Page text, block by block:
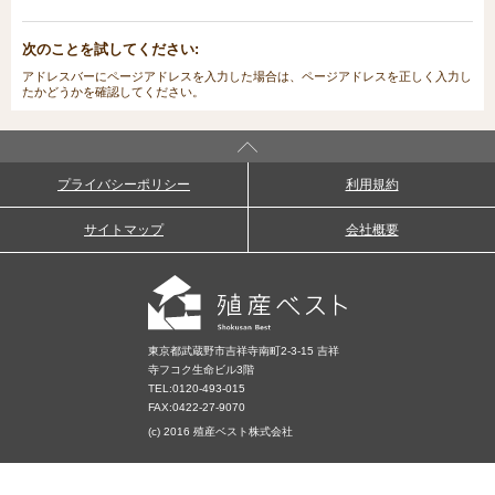
次のことを試してください:
アドレスバーにページアドレスを入力した場合は、ページアドレスを正しく入力し
たかどうかを確認してください。
プライバシーポリシー 利用規約
サイトマップ 会社概要
東京都武蔵野市吉祥寺南町2-3-15 吉祥
寺フコク生命ビル3階
TEL:0120-493-015
FAX:0422-27-9070
(c) 2016 殖産ベスト株式会社